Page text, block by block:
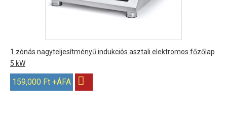
1 zónás nagyteljesítményű indukciós asztali elektromos főzőlap
5 kW
159,000 Ft +ÁFA